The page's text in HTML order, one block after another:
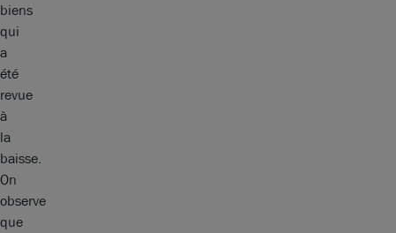
biens
qui
a
été
revue
à
la
baisse.
On
observe
que